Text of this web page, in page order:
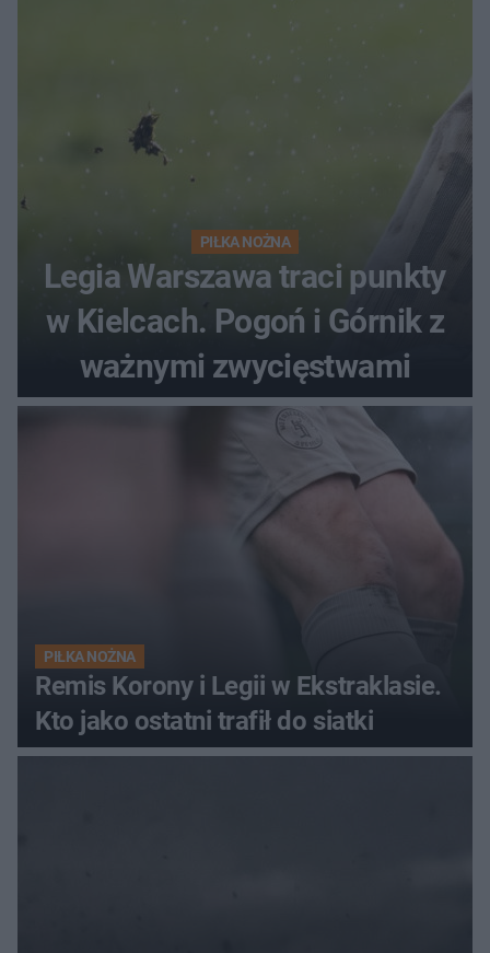
PIŁKA NOŻNA
Legia Warszawa traci punkty
w Kielcach. Pogoń i Górnik z
ważnymi zwycięstwami
PIŁKA NOŻNA
Remis Korony i Legii w Ekstraklasie.
Kto jako ostatni trafił do siatki